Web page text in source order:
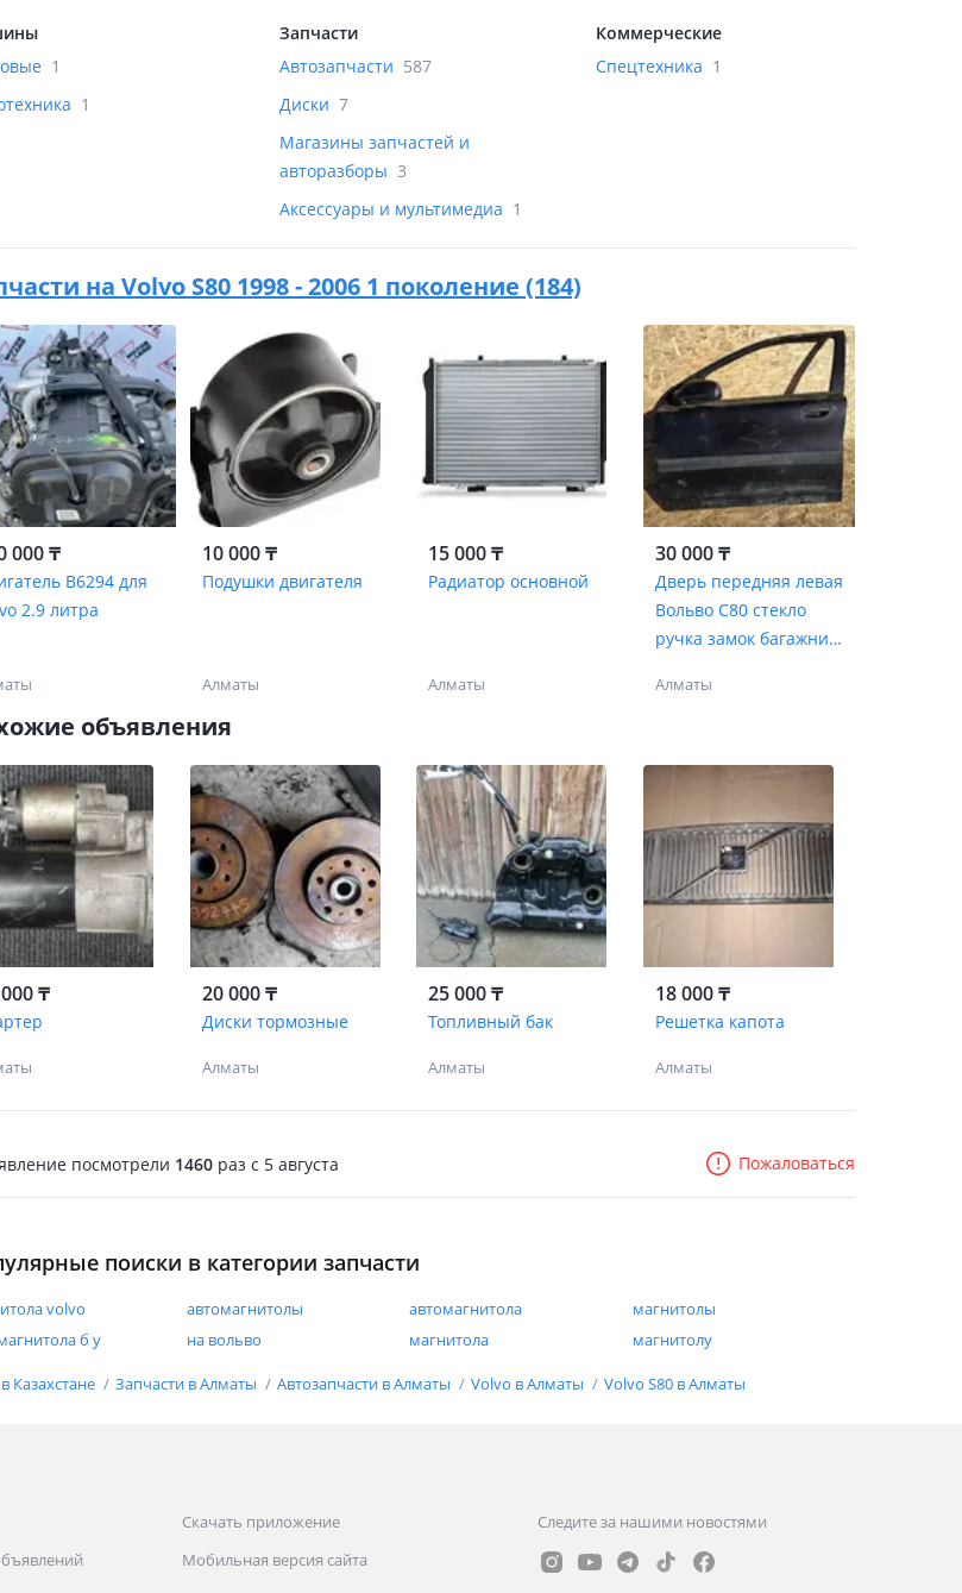
1
1
Запчасти
Автозапчасти 587
Диски 7
Магазины запчастей и
авторазборы 3
Аксессуары и мультимедиа 1
Коммерческие
Спецтехника 1
на Volvo S80 1998 - 2006 1 поколение (184)
000 ₸
B6294 для
2.9 литра
10 000 ₸
Подушки двигателя
Алматы
15 000 ₸
Радиатор основной
Алматы
30 000 ₸
Дверь передняя левая
Вольво С80 стекло
ручка замок багажник
Алматы
объявления
₸ 20 000 ₸
Диски тормозные
Алматы
25 000 ₸
Топливный бак
Алматы
18 000 ₸
Решетка капота
Алматы
посмотрели 1460 раз c 5 августа Пожаловаться
поиски в категории запчасти
volvo автомагнитолы автомагнитола
магнитолы
б у
на вольво магнитола магнитолу
Казахстане Запчасти в Алматы Автозапчасти в Алматы Volvo в Алматы Volvo S80 в Алматы
Скачать приложение
Мобильная версия сайта
Следите за нашими новостями